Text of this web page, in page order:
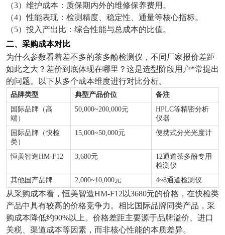
（3）维护成本：质保期内外的维修保养费用。
（4）性能表现：检测精度、稳定性、通量等核心指标。
（5）投入产出比：综合性能与总成本的比值。
二、采购成本对比
为什么参数看着差不多的茶多酚检测仪，不同厂家报价差距
如此之大？差价到底体现在哪里？这是选型阶段用户*常提出
的问题。以下从多个成本维度进行对比分析。
品牌类型 典型产品价位
备注
国际品牌（高
端）
50,000~200,000元 HPLC等精密分析
仪器
国际品牌（快检
类）
15,000~50,000元 便携式分光光度计
恒美智造HM-F12 3,680元 12通道茶多酚专用
检测仪
其他国产品牌
2,000~10,000元 4~8通道检测仪
从采购成本看，恒美智造HM-F12 以3680元的价格，在快检类
产品中具有较高的价格竞争力。相比国际品牌同类产品，采
购成本降低约90%以上。价格差距主要源于品牌溢价、进口
关税、渠道成本等因素，而非核心性能的本质差异。